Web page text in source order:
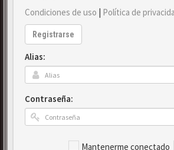
Condiciones de uso | Política de
Registrarse
Alias:
Contraseña:
Mantenerme conectado